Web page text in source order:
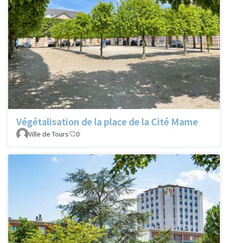
Végétalisation de la place de la Cité Mame
Ville de Tours 0